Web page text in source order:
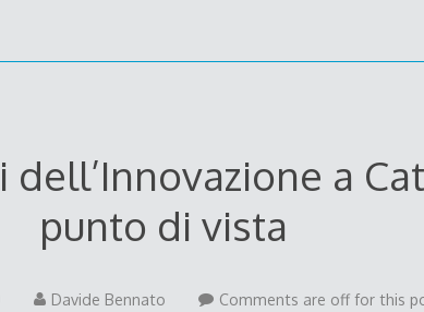
a
punto di vista
23
Davide Bennato Comments are off for this